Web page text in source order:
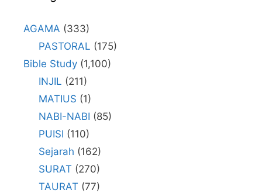
AGAMA (333)
PASTORAL (175)
Bible Study (1,100)
INJIL (211)
MATIUS (1)
NABI-NABI (85)
PUISI (110)
Sejarah (162)
SURAT (270)
TAURAT (77)